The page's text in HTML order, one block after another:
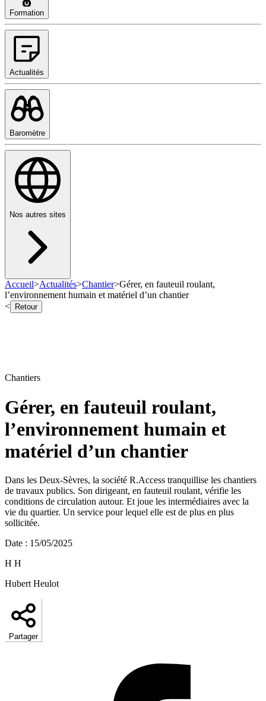
Formation
Actualités
Baromètre
Nos autres sites
Accueil>Actualités>Chantier>Gérer, en fauteuil roulant,
l’environnement humain et matériel d’un chantier
<
Retour
Chantiers
Gérer, en fauteuil roulant,
l’environnement humain et
matériel d’un chantier
Dans les Deux-Sèvres, la société R.Access tranquillise les chantiers
de travaux publics. Son dirigeant, en fauteuil roulant, vérifie les
conditions de circulation autour. Et joue les intermédiaires avec la
vie du quartier. Un service pour lequel elle est de plus en plus
sollicitée.
Date : 15/05/2025
H H
Hubert Heulot
Partager